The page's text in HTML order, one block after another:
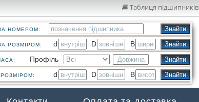
Таблиця підшипників
НОМЕРОМ:
РОЗМІРОМ: d D B
Профіль
d D B